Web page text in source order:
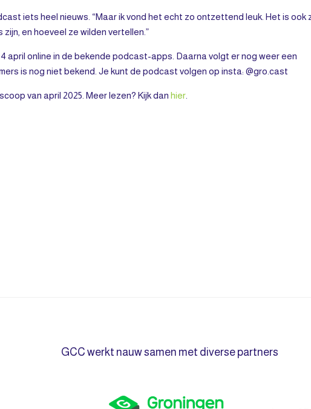
iets heel nieuws. “Maar ik vond het echt zo ontzettend leuk. Het is ook
en hoeveel ze wilden vertellen.”
april online in de bekende podcast-apps. Daarna volgt er nog weer een
is nog niet bekend. Je kunt de podcast volgen op insta: @gro.cast
van april 2025. Meer lezen? Kijk danhier
GCC werkt nauw samen met diverse partners